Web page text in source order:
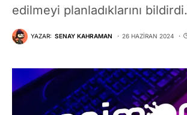
edilmeyi planladıklarını bildirdi.
YAZAR: SENAY KAHRAMAN 26 HAZIRAN 2024